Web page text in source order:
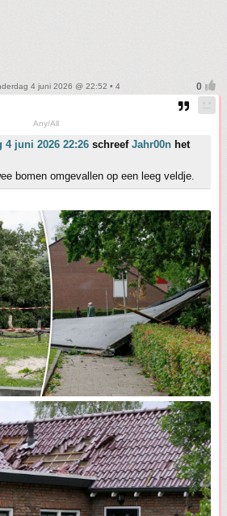
4 juni 2026 @ 22:52 • 4
Any/All
4 juni 2026 22:26 schreef Jahr00n het
bomen omgevallen op een leeg veldje.